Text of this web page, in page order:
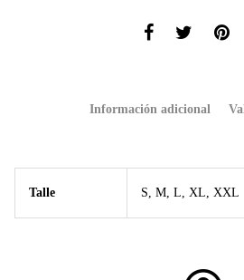
Información adicional
Talle S, M, L, XL, XXL